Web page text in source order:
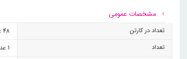
مشخصات عمومی
تعداد در کارتن
48 عدد
تعداد
1 عدد